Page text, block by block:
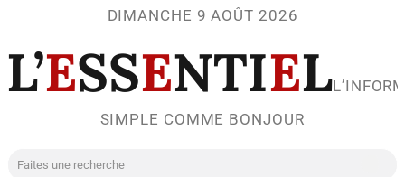
DIMANCHE 9 AOÛT 2026
L’ESSENTIEL
SIMPLE COMME BONJOUR